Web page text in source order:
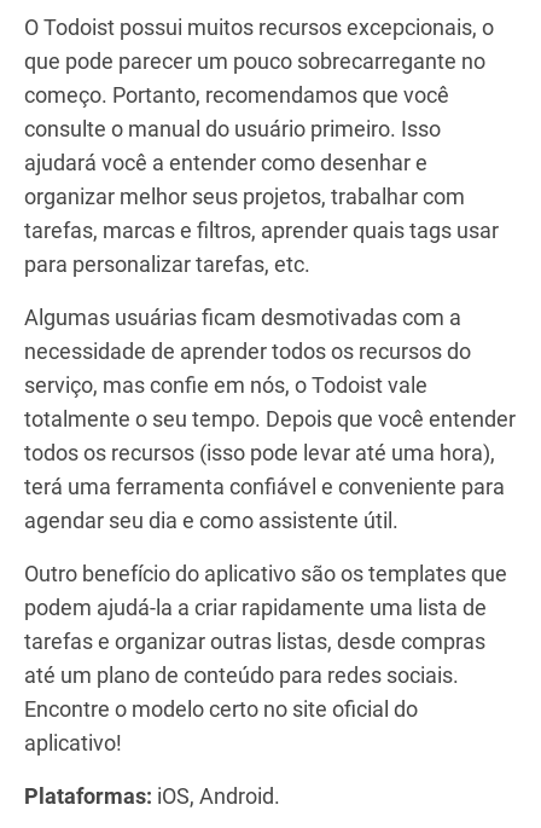
O Todoist possui muitos recursos excepcionais, o
que pode parecer um pouco sobrecarregante no
começo. Portanto, recomendamos que você
consulte o manual do usuário primeiro. Isso
ajudará você a entender como desenhar e
organizar melhor seus projetos, trabalhar com
tarefas, marcas e filtros, aprender quais tags usar
para personalizar tarefas, etc.
Algumas usuárias ficam desmotivadas com a
necessidade de aprender todos os recursos do
serviço, mas confie em nós, o Todoist vale
totalmente o seu tempo. Depois que você entender
todos os recursos (isso pode levar até uma hora),
terá uma ferramenta confiável e conveniente para
agendar seu dia e como assistente útil.
Outro benefício do aplicativo são os templates que
podem ajudá-la a criar rapidamente uma lista de
tarefas e organizar outras listas, desde compras
até um plano de conteúdo para redes sociais.
Encontre o modelo certo no site oficial do
aplicativo!
Plataformas: iOS, Android.